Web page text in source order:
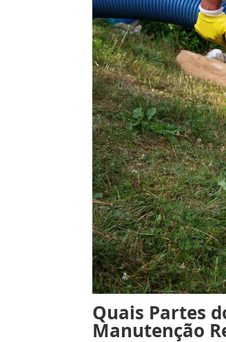
Quais Partes
Manutenção